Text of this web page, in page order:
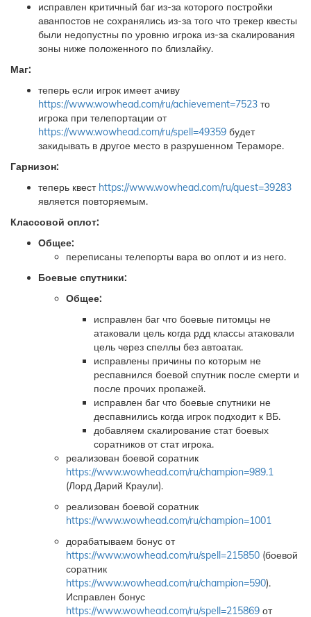
исправлен критичный баг из-за которого постройки
аванпостов не сохранялись из-за того что трекер квесты
были недопустны по уровню игрока из-за скалирования
зоны ниже положенного по близлайку.
Маг:
теперь если игрок имеет ачиву
https://www.wowhead.com/ru/achievement=7523 то
игрока при телепортации от
https://www.wowhead.com/ru/spell=49359 будет
закидывать в другое место в разрушенном Тераморе.
Гарнизон:
теперь квест https://www.wowhead.com/ru/quest=39283
является повторяемым.
Классовой оплот:
Общее:
переписаны телепорты вара во оплот и из него.
Боевые спутники:
Общее:
исправлен баг что боевые питомцы не
атаковали цель когда рдд классы атаковали
цель через спеллы без автоатак.
исправлены причины по которым не
респавнился боевой спутник после смерти и
после прочих пропажей.
исправлен баг что боевые спутники не
деспавнились когда игрок подходит к ВБ.
добавляем скалирование стат боевых
соратников от стат игрока.
реализован боевой соратник
https://www.wowhead.com/ru/champion=989.1
(Лорд Дарий Краули).
реализован боевой соратник
https://www.wowhead.com/ru/champion=1001
дорабатываем бонус от
https://www.wowhead.com/ru/spell=215850 (боевой
соратник
https://www.wowhead.com/ru/champion=590).
Исправлен бонус
https://www.wowhead.com/ru/spell=215869 от